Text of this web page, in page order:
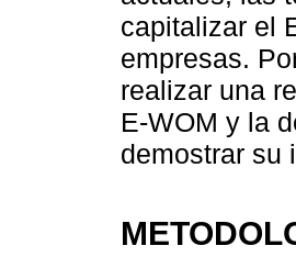
capitalizar el
empresas.
realizar una
E-WOM y la
demostrar su